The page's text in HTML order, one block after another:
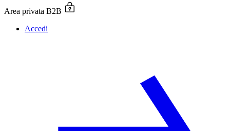
Area privata B2B
Accedi